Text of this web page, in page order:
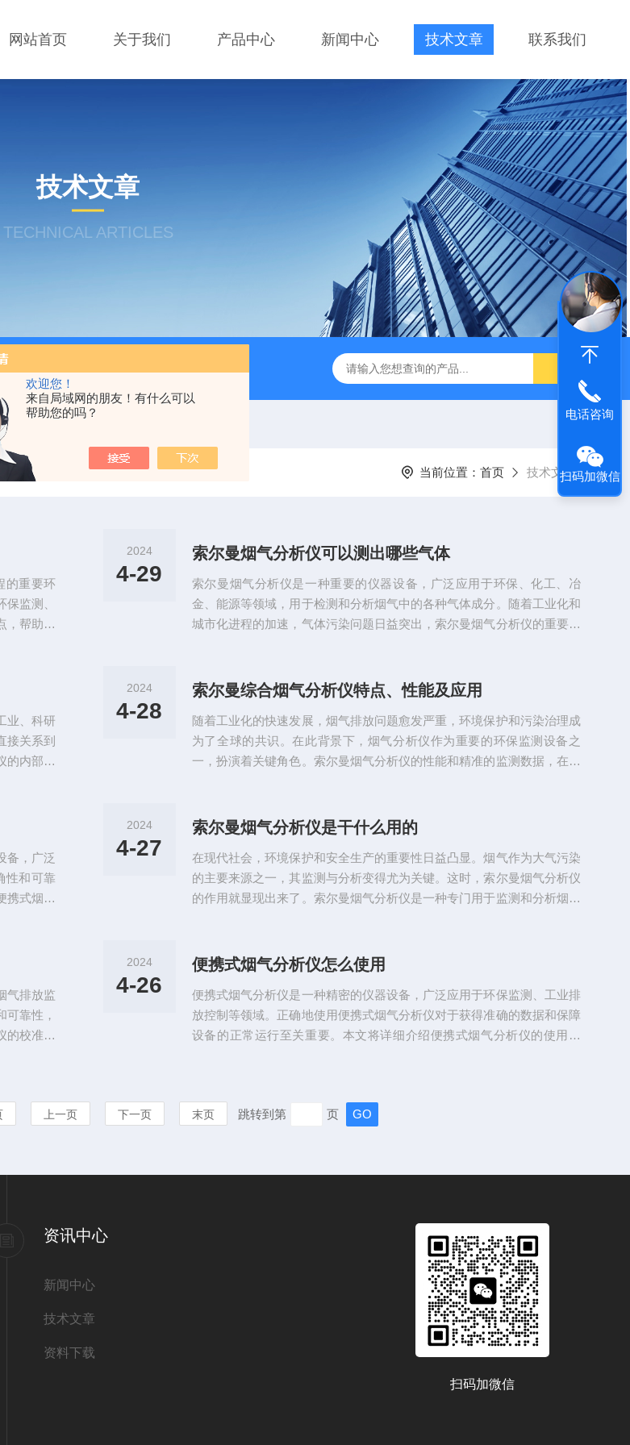
欢迎您！
来自局域网的朋友！有什么可以
帮助您的吗？
网站首页 关于我们 产品中心 新闻中心 技术文章 联系我们
技术文章
TECHNICAL ARTICLES
索尔曼便携式烟气分析仪应用范围广 烟尘烟气分析仪 便携式高精准法国进口品牌
当前位置： 首页 技术文章
的重要环
监测、
，帮助读
一氧化
2024
4-29
索尔曼烟气分析仪可以测出哪些气体
索尔曼烟气分析仪是一种重要的仪器设备，广泛应用于环保、化工、冶
金、能源等领域，用于检测和分析烟气中的各种气体成分。随着工业化和
城市化进程的加速，气体污染问题日益突出，索尔曼烟气分析仪的重要性
化碳、氮气、二氧化硫、氮氧化物等多种气体的含量。其工作原理主要是
检测和分析。不同类型的索尔曼烟气分...
业、科研
接关系到
的内部结
催化燃
2024
4-28
索尔曼综合烟气分析仪特点、性能及应用
随着工业化的快速发展，烟气排放问题愈发严重，环境保护和污染治理成
为了全球的共识。在此背景下，烟气分析仪作为重要的环保监测设备之
一，扮演着关键角色。索尔曼烟气分析仪的性能和精准的监测数据，在烟
可广泛应用于电厂、化工、冶金等行业的排放监控。它采用了先进的技术
量测定。索尔曼烟气分析仪具有测量准...
备，广泛
性和可靠
携式烟气
态。2.传
2024
4-27
索尔曼烟气分析仪是干什么用的
在现代社会，环境保护和安全生产的重要性日益凸显。烟气作为大气污染
的主要来源之一，其监测与分析变得尤为关键。这时，索尔曼烟气分析仪
的作用就显现出来了。索尔曼烟气分析仪是一种专门用于监测和分析烟气
尔曼烟气分析仪作用一：烟气成分分析索尔曼烟气分析仪首要的功能是对
氧气、氮气、一氧化碳、挥发性有机物...
气排放监
靠性，
的校准规
。校准周
2024
4-26
便携式烟气分析仪怎么使用
便携式烟气分析仪是一种精密的仪器设备，广泛应用于环保监测、工业排
放控制等领域。正确地使用便携式烟气分析仪对于获得准确的数据和保障
设备的正常运行至关重要。本文将详细介绍便携式烟气分析仪的使用方
样本。在使用前，应确保所有部件完好无损，连接线缆正常连接。便携式
上一页 下一页 末页 跳转到第 页
资讯中心
新闻中心
技术文章
资料下载
扫码加微信
电话咨询
扫码加微信